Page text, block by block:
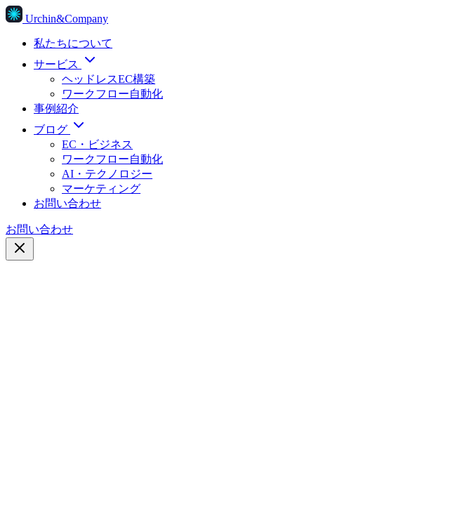
Urchin&Company
私たちについて
サービス
ヘッドレスEC構築
ワークフロー自動化
事例紹介
ブログ
EC・ビジネス
ワークフロー自動化
AI・テクノロジー
マーケティング
お問い合わせ
お問い合わせ